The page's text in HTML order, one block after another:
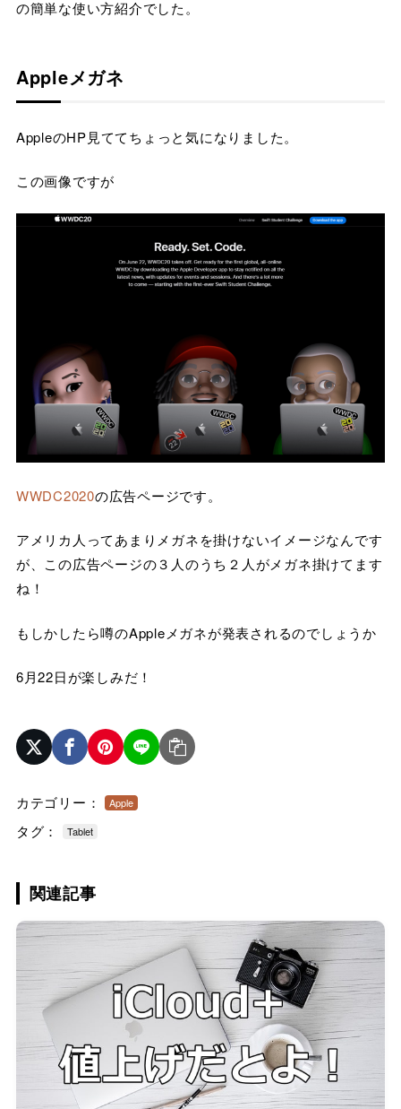
の簡単な使い方紹介でした。
Appleメガネ
AppleのHP見ててちょっと気になりました。
この画像ですが
WWDC2020の広告ページです。
アメリカ人ってあまりメガネを掛けないイメージなんです
が、この広告ページの３人のうち２人がメガネ掛けてます
ね！
もしかしたら噂のAppleメガネが発表されるのでしょうか
6月22日が楽しみだ！
カテゴリー： Apple
タグ： Tablet
関連記事